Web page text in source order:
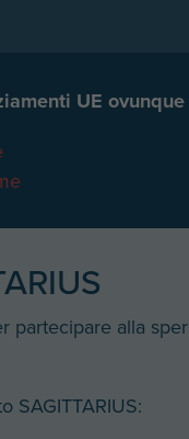
UE
partecipare alla
SAGITTARIUS: